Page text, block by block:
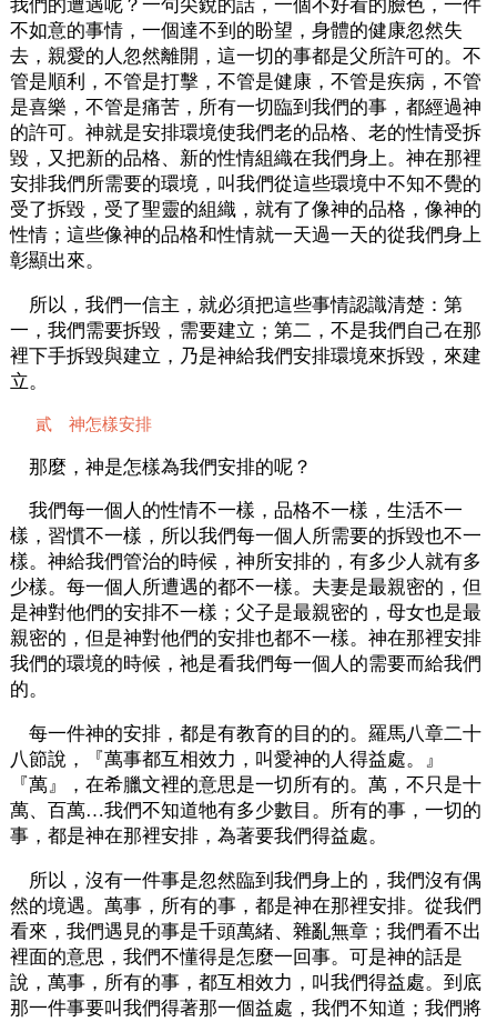
我們的遭遇呢？一句尖銳的話，一個不好看的臉色，一件
不如意的事情，一個達不到的盼望，身體的健康忽然失
去，親愛的人忽然離開，這一切的事都是父所許可的。不
管是順利，不管是打擊，不管是健康，不管是疾病，不管
是喜樂，不管是痛苦，所有一切臨到我們的事，都經過神
的許可。神就是安排環境使我們老的品格、老的性情受拆
毀，又把新的品格、新的性情組織在我們身上。神在那裡
安排我們所需要的環境，叫我們從這些環境中不知不覺的
受了拆毀，受了聖靈的組織，就有了像神的品格，像神的
性情；這些像神的品格和性情就一天過一天的從我們身上
彰顯出來。
所以，我們一信主，就必須把這些事情認識清楚：第
一，我們需要拆毀，需要建立；第二，不是我們自己在那
裡下手拆毀與建立，乃是神給我們安排環境來拆毀，來建
立。
貳 神怎樣安排
那麼，神是怎樣為我們安排的呢？
我們每一個人的性情不一樣，品格不一樣，生活不一
樣，習慣不一樣，所以我們每一個人所需要的拆毀也不一
樣。神給我們管治的時候，神所安排的，有多少人就有多
少樣。每一個人所遭遇的都不一樣。夫妻是最親密的，但
是神對他們的安排不一樣；父子是最親密的，母女也是最
親密的，但是神對他們的安排也都不一樣。神在那裡安排
我們的環境的時候，祂是看我們每一個人的需要而給我們
的。
每一件神的安排，都是有教育的目的的。羅馬八章二十
八節說，『萬事都互相效力，叫愛神的人得益處。』
『萬』，在希臘文裡的意思是一切所有的。萬，不只是十
萬、百萬…我們不知道牠有多少數目。所有的事，一切的
事，都是神在那裡安排，為著要我們得益處。
所以，沒有一件事是忽然臨到我們身上的，我們沒有偶
然的境遇。萬事，所有的事，都是神在那裡安排。從我們
看來，我們遇見的事是千頭萬緒、雜亂無章；我們看不出
裡面的意思，我們不懂得是怎麼一回事。可是神的話是
說，萬事，所有的事，都互相效力，叫我們得益處。到底
那一件事要叫我們得著那一個益處，我們不知道；我們將